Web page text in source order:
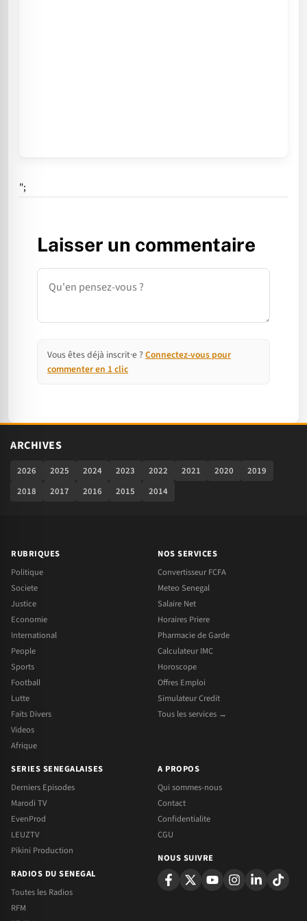
";
Laisser un commentaire
Commentaire
Vous êtes déjà inscrit·e ? Connectez-vous pour
commenter en 1 clic
ARCHIVES
2026 2025 2024 2023 2022 2021 2020
2019
2018
2017 2016 2015 2014
RUBRIQUES
Politique
Societe
Justice
Economie
International
People
Sports
Football
Lutte
Faits Divers
Videos
Afrique
NOS SERVICES
Convertisseur FCFA
Meteo Senegal
Salaire Net
Horaires Priere
Pharmacie de Garde
Calculateur IMC
Horoscope
Offres Emploi
Simulateur Credit
Tous les services →
SERIES SENEGALAISES
Derniers Episodes
Marodi TV
EvenProd
LEUZTV
Pikini Production
RADIOS DU SENEGAL
Toutes les Radios
RFM
A PROPOS
Qui sommes-nous
Contact
Confidentialite
CGU
NOUS SUIVRE